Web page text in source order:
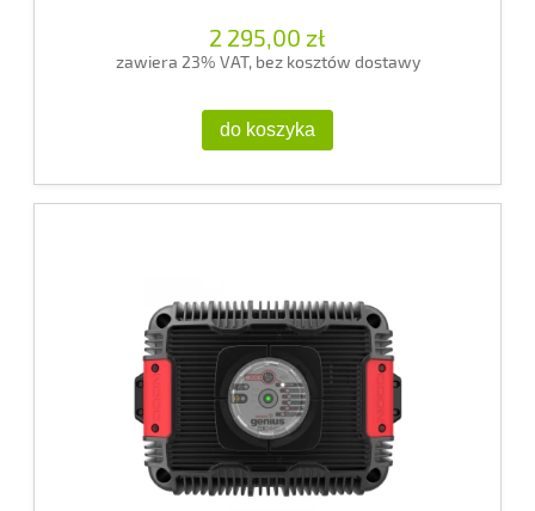
2 295,00 zł
zawiera 23% VAT, bez kosztów dostawy
do koszyka